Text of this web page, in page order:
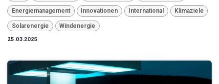
Energiemanagement Innovationen International Klimaziele
Solarenergie
Windenergie
25.03.2025